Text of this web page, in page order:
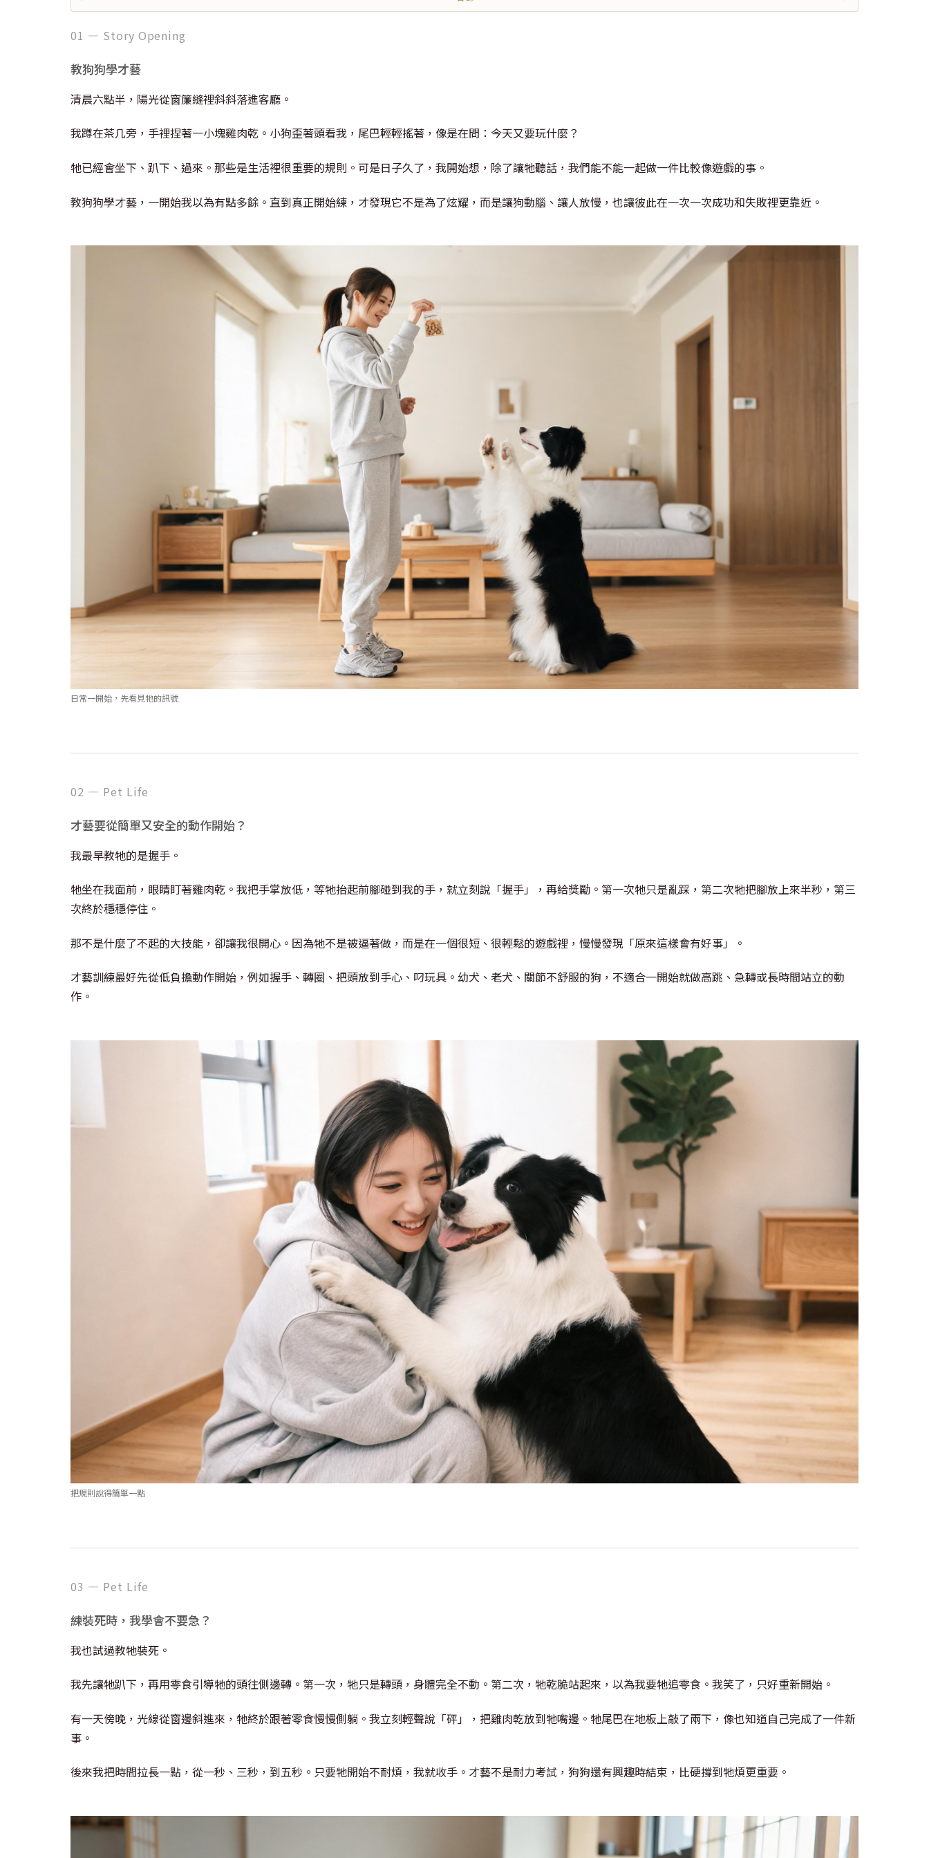
01 — Story Opening
教狗狗學才藝
清晨六點半，陽光從窗簾縫裡斜斜落進客廳。
我蹲在茶几旁，手裡捏著一小塊雞肉乾。小狗歪著頭看我，尾巴輕輕搖著，像是在問：今天又要玩什麼？
牠已經會坐下、趴下、過來。那些是生活裡很重要的規則。可是日子久了，我開始想，除了讓牠聽話，我們能不能一起做一件比較像遊戲的事。
教狗狗學才藝，一開始我以為有點多餘。直到真正開始練，才發現它不是為了炫耀，而是讓狗動腦、讓人放慢，也讓彼此在一次一次成功和失敗裡更靠近。
日常一開始，先看見牠的訊號
02 — Pet Life
才藝要從簡單又安全的動作開始？
我最早教牠的是握手。
牠坐在我面前，眼睛盯著雞肉乾。我把手掌放低，等牠抬起前腳碰到我的手，就立刻說「握手」，再給獎勵。第一次牠只是亂踩，第二次牠把腳放上來半秒，第三
次終於穩穩停住。
那不是什麼了不起的大技能，卻讓我很開心。因為牠不是被逼著做，而是在一個很短、很輕鬆的遊戲裡，慢慢發現「原來這樣會有好事」。
才藝訓練最好先從低負擔動作開始，例如握手、轉圈、把頭放到手心、叼玩具。幼犬、老犬、關節不舒服的狗，不適合一開始就做高跳、急轉或長時間站立的動
作。
把規則說得簡單一點
03 — Pet Life
練裝死時，我學會不要急？
我也試過教牠裝死。
我先讓牠趴下，再用零食引導牠的頭往側邊轉。第一次，牠只是轉頭，身體完全不動。第二次，牠乾脆站起來，以為我要牠追零食。我笑了，只好重新開始。
有一天傍晚，光線從窗邊斜進來，牠終於跟著零食慢慢側躺。我立刻輕聲說「砰」，把雞肉乾放到牠嘴邊。牠尾巴在地板上敲了兩下，像也知道自己完成了一件新
事。
後來我把時間拉長一點，從一秒、三秒，到五秒。只要牠開始不耐煩，我就收手。才藝不是耐力考試，狗狗還有興趣時結束，比硬撐到牠煩更重要。